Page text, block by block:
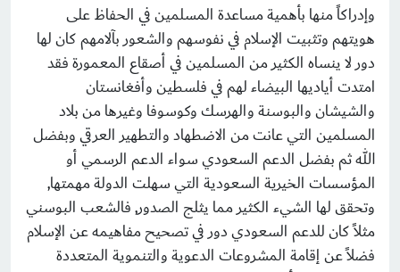
وإدراكاً منها بأهمية مساعدة المسلمين في الحفاظ على
هويتهم وتثبيت الإسلام في نفوسهم والشعور بآلامهم كان لها
دور لا ينساه الكثير من المسلمين في أصقاع المعمورة فقد
امتدت أياديها البيضاء لهم في فلسطين وأفغانستان
والشيشان والبوسنة والهرسك وكوسوفا وغيرها من بلاد
المسلمين التي عانت من الاضطهاد والتطهير العرقي وبفضل
الله ثم بفضل الدعم السعودي سواء الدعم الرسمي أو
المؤسسات الخيرية السعودية التي سهلت الدولة مهمتها,
وتحقق لها الشيء الكثير مما يثلج الصدور, فالشعب البوسني
مثلاً كان للدعم السعودي دور في تصحيح مفاهيمه عن الإسلام
فضلاً عن إقامة المشروعات الدعوية والتنموية المتعددة